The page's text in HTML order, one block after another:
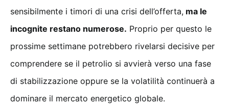
sensibilmente i timori di una crisi dell’offerta, ma le
incognite restano numerose. Proprio per questo le
prossime settimane potrebbero rivelarsi decisive per
comprendere se il petrolio si avvierà verso una fase
di stabilizzazione oppure se la volatilità continuerà a
dominare il mercato energetico globale.